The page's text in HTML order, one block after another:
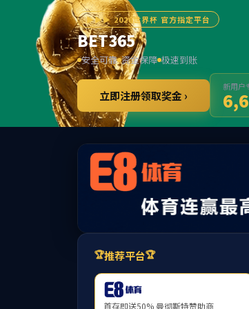
3044永利集
企业荣
现代生活驱动